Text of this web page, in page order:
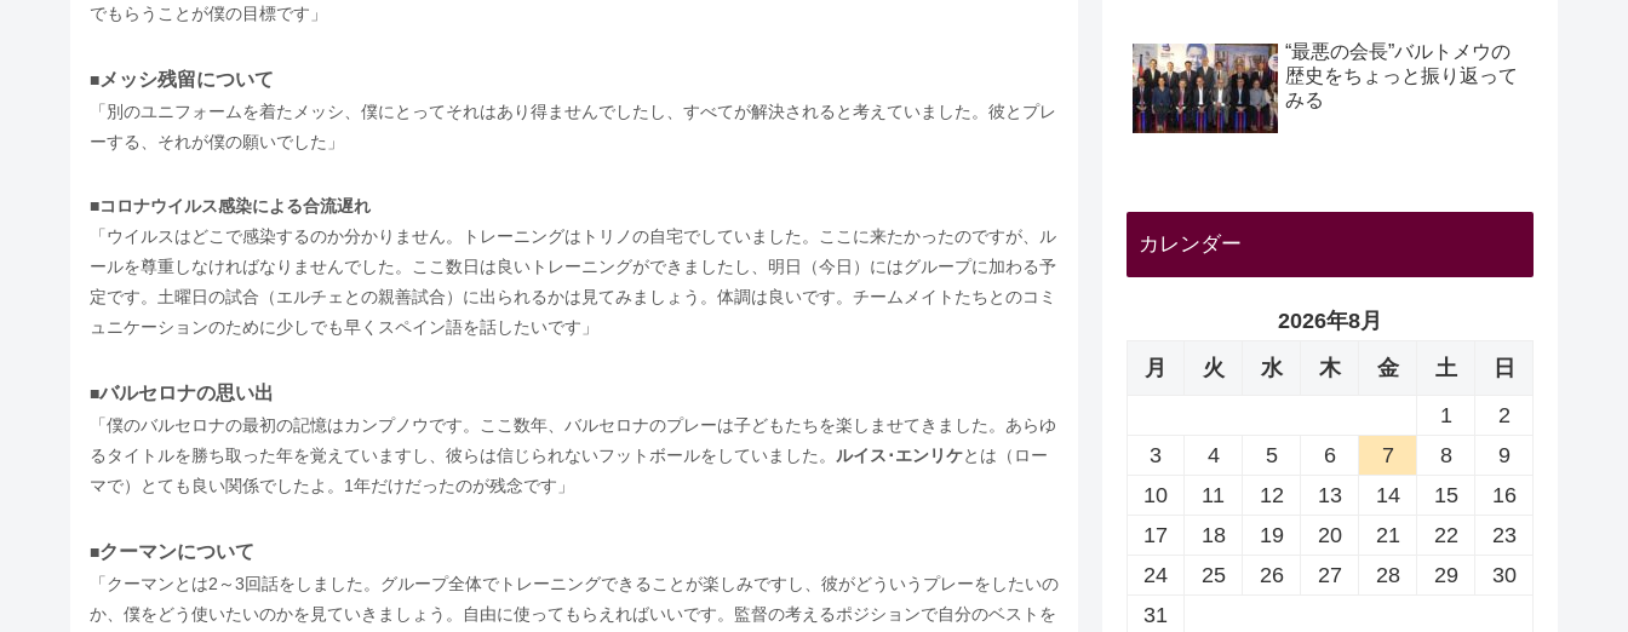
でもらうことが僕の目標です」
■メッシ残留について
「別のユニフォームを着たメッシ、僕にとってそれはあり得ませんでしたし、すべてが解決されると考えていました。彼とプレ
ーする、それが僕の願いでした」
■コロナウイルス感染による合流遅れ
「ウイルスはどこで感染するのか分かりません。トレーニングはトリノの自宅でしていました。ここに来たかったのですが、ル
ールを尊重しなければなりませんでした。ここ数日は良いトレーニングができましたし、明日（今日）にはグループに加わる予
定です。土曜日の試合（エルチェとの親善試合）に出られるかは見てみましょう。体調は良いです。チームメイトたちとのコミ
ュニケーションのために少しでも早くスペイン語を話したいです」
■バルセロナの思い出
「僕のバルセロナの最初の記憶はカンプノウです。ここ数年、バルセロナのプレーは子どもたちを楽しませてきました。あらゆ
るタイトルを勝ち取った年を覚えていますし、彼らは信じられないフットボールをしていました。 ルイス･エンリケとは（ロー
マで）とても良い関係でしたよ。1年だけだったのが残念です」
■クーマンについて
「クーマンとは2～3回話をしました。グループ全体でトレーニングできることが楽しみですし、彼がどういうプレーをしたいの
か、僕をどう使いたいのかを見ていきましょう。自由に使ってもらえればいいです。監督の考えるポジションで自分のベストを
“最悪の会長”バルトメウの
歴史をちょっと振り返って
みる
カレンダー
2026年8月
月
火 水 木 金 土
日
1
2
3
4 5 6 7 8
9
10
11 12 13 14 15
16
17
18 19 20 21 22
23
24
25 26 27 28 29
30
31